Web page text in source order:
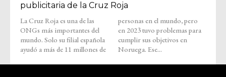
publicitaria de la Cruz Roja
La Cruz Roja es una de las
ONGs más importantes del
mundo. Solo su filial española
ayudó a más de 11 millones de
personas en el mundo, pero
en 2023 tuvo problemas para
cumplir sus objetivos en
Noruega. Ese...